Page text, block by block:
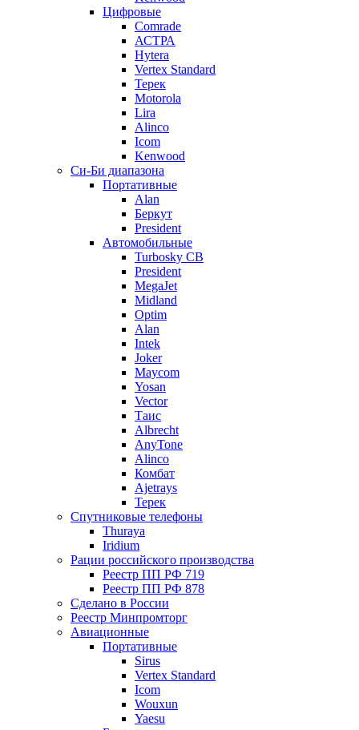
Цифровые
Comrade
АСТРА
Hytera
Vertex Standard
Терек
Motorola
Lira
Alinco
Icom
Kenwood
Си-Би диапазона
Портативные
Alan
Беркут
President
Автомобильные
Turbosky CB
President
MegaJet
Midland
Optim
Alan
Intek
Joker
Maycom
Yosan
Vector
Таис
Albrecht
AnyTone
Alinco
Комбат
Ajetrays
Терек
Спутниковые телефоны
Thuraya
Iridium
Рации российского производства
Реестр ПП РФ 719
Реестр ПП РФ 878
Сделано в России
Реестр Минпромторг
Авиационные
Портативные
Sirus
Vertex Standard
Icom
Wouxun
Yaesu